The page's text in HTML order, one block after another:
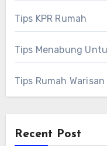
Tips KPR Rumah
Tips Menabung
Tips Rumah Warisan
Recent Post